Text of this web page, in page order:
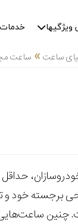
ویژگیها
ساعت» ساعت
ساعت‌هایی